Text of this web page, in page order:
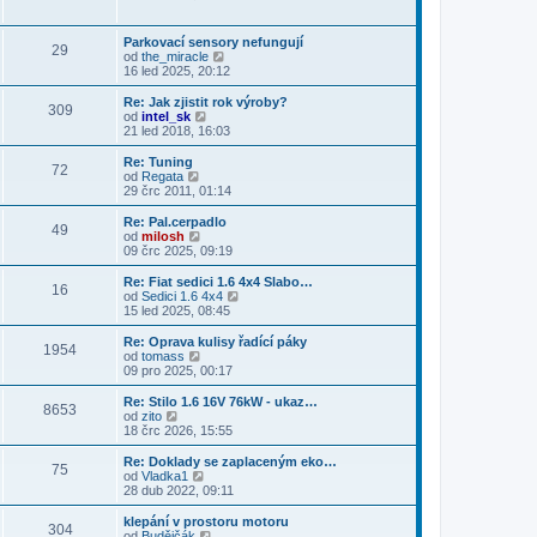
k
í
s
p
ě
e
k
e
d
n
í
p
ř
s
p
e
k
p
o
s
l
e
d
í
p
s
p
ě
e
k
z
i
t
p
o
s
l
e
n
í
p
ř
í
s
p
ě
v
e
k
29
Parkovací sensory nefungují
od the_miracle
o
b
r
z
o
s
e
n
í
p
ř
í
s
p
v
e
k
16 led 2025, 20:12
309
Re: Jak zjistit rok výroby?
od intel_sk
o
b
z
t
p
o
s
e
d
n
í
p
í
s
p
v
e
k
21 led 2018, 16:03
72
Re: Tuning
od Regata
o
b
r
z
t
p
o
s
e
n
í
p
í
s
p
ě
v
e
k
29 črc 2011, 01:14
49
Re: Pal.cerpadlo
od milosh
o
b
r
a
z
p
o
s
e
n
í
p
ř
í
s
p
09 črc 2025, 09:19
16
Re: Fiat sedici 1.6 4x4 Slabo…
od Sedici 1.6 4x4
b
r
t
p
e
í
p
15 led 2025, 08:45
1954
Re: Oprava kulisy řadící páky
od tomass
o
b
r
z
p
o
s
e
09 pro 2025, 00:17
8653
Re: Stilo 1.6 16V 76kW - ukaz…
od zito
o
b
r
a
z
p
18 črc 2026, 15:55
75
Re: Doklady se zaplaceným eko…
od Vladka1
o
b
r
a
28 dub 2022, 09:11
304
klepání v prostoru motoru